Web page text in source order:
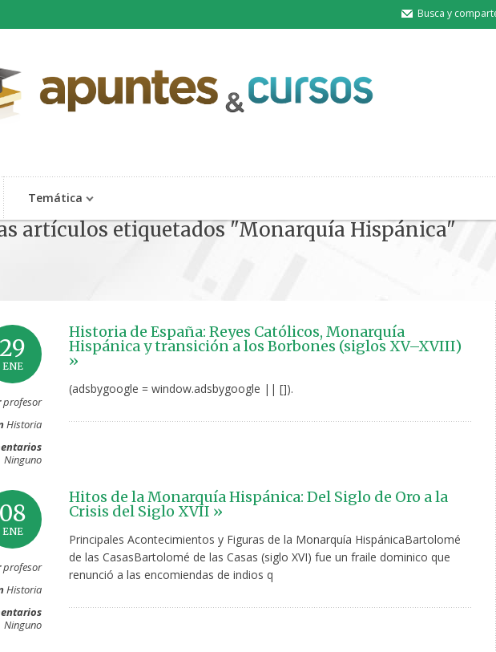
Busca y
Temática
artículos etiquetados "Monarquía Hispánica"
29
ENE
profesor
Historia
Ninguno
Historia de España: Reyes Católicos, Monarquía
Hispánica y transición a los Borbones (siglos XV–XVIII)
»
(adsbygoogle = window.adsbygoogle || []).
08
ENE
profesor
Historia
Ninguno
Hitos de la Monarquía Hispánica: Del Siglo de Oro a la
Crisis del Siglo XVII »
Principales Acontecimientos y Figuras de la Monarquía HispánicaBartolomé
de las CasasBartolomé de las Casas (siglo XVI) fue un fraile dominico que
renunció a las encomiendas de indios q